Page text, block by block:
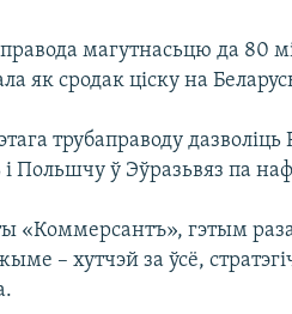
магутнасьцю да 80
як сродак ціску на
трубаправоду
і Польшчу ў Эўразьвяз па
«Коммерсантъ», гэтым
– хутчэй за ўсё,